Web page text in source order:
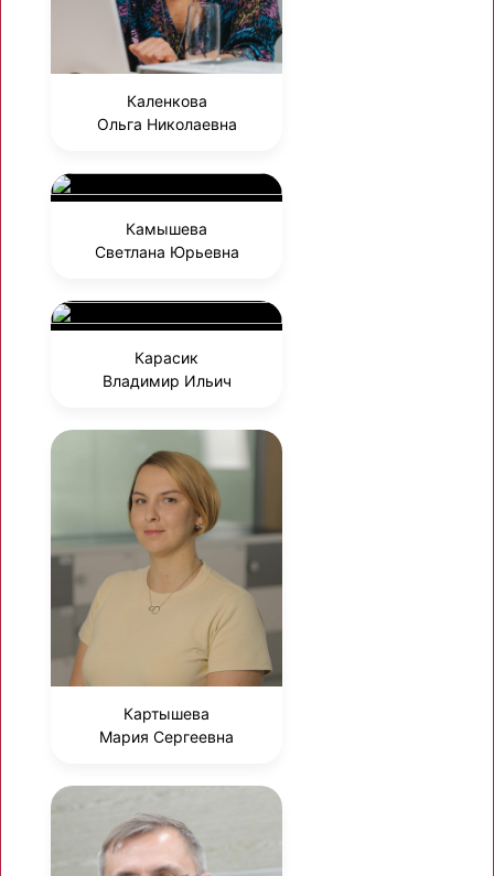
Каленкова
Ольга Николаевна
Камышева
Светлана Юрьевна
Карасик
Владимир Ильич
Картышева
Мария Сергеевна